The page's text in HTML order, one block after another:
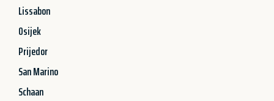
Lissabon
Osijek
Prijedor
San Marino
Schaan